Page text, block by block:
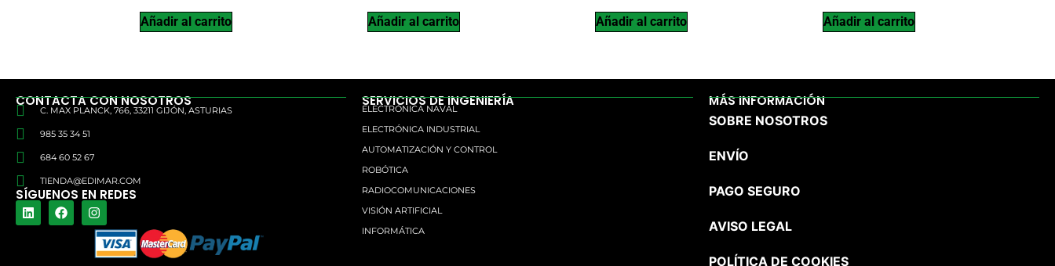
Añadir al carrito Añadir al carrito Añadir al carrito Añadir al carrito
CONTACTA CON NOSOTROS
C. MAX PLANCK, 766, 33211 GIJÓN, ASTURIAS
985 35 34 51
684 60 52 67
TIENDA@EDIMAR.COM
SÍGUENOS EN REDES
SERVICIOS DE INGENIERÍA
ELECTRÓNICA NAVAL
ELECTRÓNICA INDUSTRIAL
AUTOMATIZACIÓN Y CONTROL
ROBÓTICA
RADIOCOMUNICACIONES
VISIÓN ARTIFICIAL
INFORMÁTICA
MÁS INFORMACIÓN
SOBRE NOSOTROS
ENVÍO
PAGO SEGURO
AVISO LEGAL
POLÍTICA DE COOKIES